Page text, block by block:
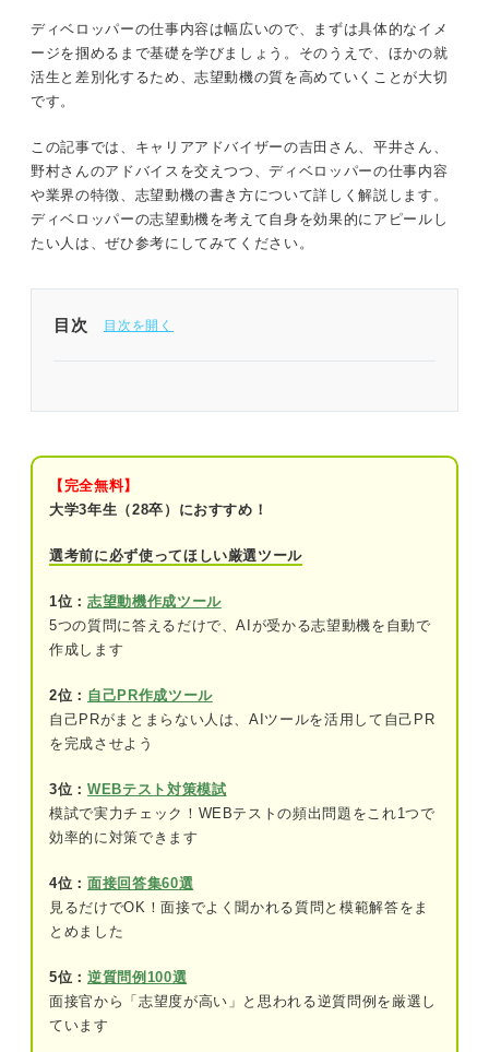
ディベロッパーの仕事内容は幅広いので、まずは具体的なイメ
ージを掴めるまで基礎を学びましょう。そのうえで、ほかの就
活生と差別化するため、志望動機の質を高めていくことが大切
です。
この記事では、キャリアアドバイザーの吉田さん、平井さん、
野村さんのアドバイスを交えつつ、ディベロッパーの仕事内容
や業界の特徴、志望動機の書き方について詳しく解説します。
ディベロッパーの志望動機を考えて自身を効果的にアピールし
たい人は、ぜひ参考にしてみてください。
目次
まずはここから！ ディベロッパーの基本情報
種類
エピソードに盛り込もう！ ディベロッパーで評価
されやすい強み
マネジメント力
決断力
英語力
行動力
交渉力
【完全無料】
大学3年生（28卒）におすすめ！
選考前に必ず使ってほしい厳選ツール
1位： 志望動機作成ツール
5つの質問に答えるだけで、AIが受かる志望動機を自動で
作成します
2位： 自己PR作成ツール
自己PRがまとまらない人は、AIツールを活用して自己PR
を完成させよう
3位： WEBテスト対策模試
模試で実力チェック！WEBテストの頻出問題をこれ1つで
効率的に対策できます
4位： 面接回答集60選
見るだけでOK！面接でよく聞かれる質問と模範解答をま
とめました
5位： 逆質問例100選
面接官から「志望度が高い」と思われる逆質問例を厳選し
ています